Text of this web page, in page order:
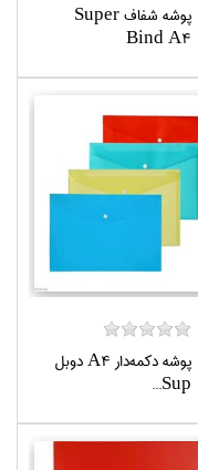
پوشه شفاف Super
Bind A4
پوشه دكمه‌دار A4 دوبل
Sup...